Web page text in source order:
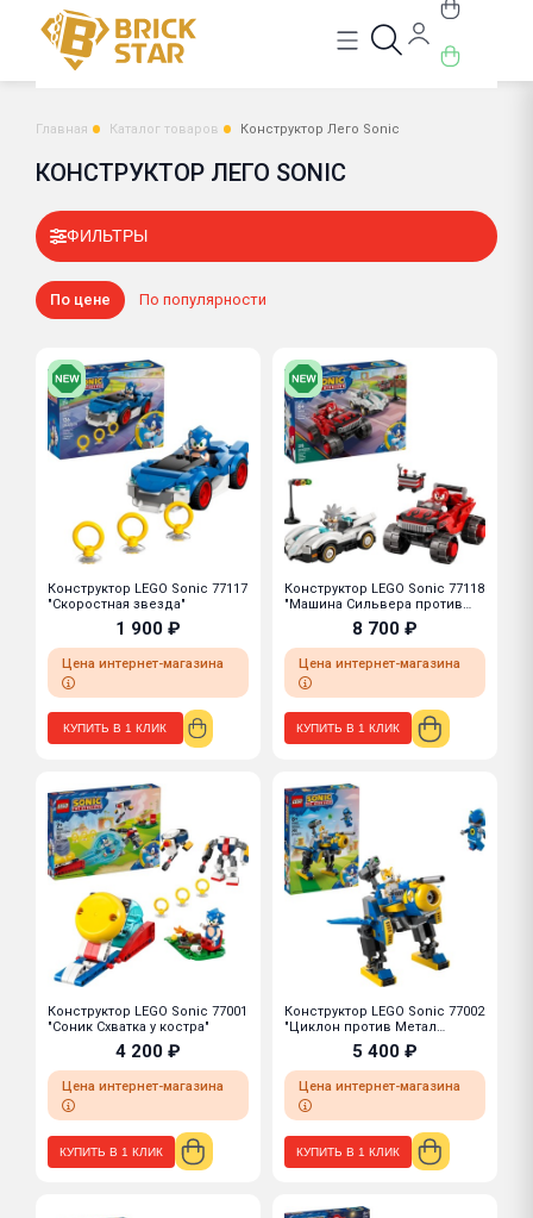
Главная Каталог товаров Конструктор Лего Sonic
КОНСТРУКТОР ЛЕГО SONIC
ФИЛЬТРЫ
По цене По популярности
Конструктор LEGO Sonic 77117
"Скоростная звезда"
1 900 ₽
Цена интернет-магазина
КУПИТЬ В 1 КЛИК
Конструктор LEGO Sonic 77118
"Машина Сильвера против
8 700 ₽
Цена интернет-магазина
КУПИТЬ В 1 КЛИК
Конструктор LEGO Sonic 77001
"Соник Схватка у костра"
4 200 ₽
Цена интернет-магазина
КУПИТЬ В 1 КЛИК
Конструктор LEGO Sonic 77002
"Циклон против Метал
5 400 ₽
Цена интернет-магазина
КУПИТЬ В 1 КЛИК